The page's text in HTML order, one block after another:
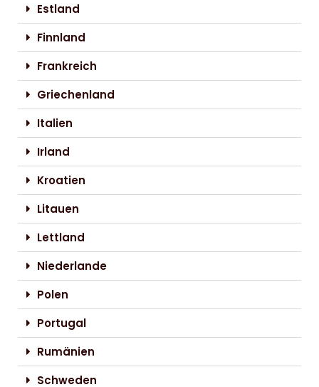
Estland
Finnland
Frankreich
Griechenland
Italien
Irland
Kroatien
Litauen
Lettland
Niederlande
Polen
Portugal
Rumänien
Schweden